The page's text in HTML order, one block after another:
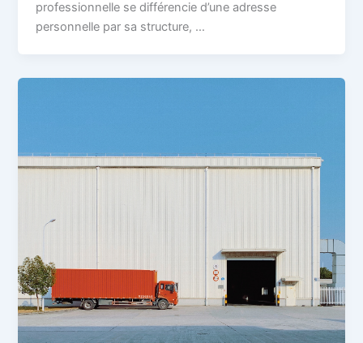
professionnelle se différencie d’une adresse
personnelle par sa structure, …